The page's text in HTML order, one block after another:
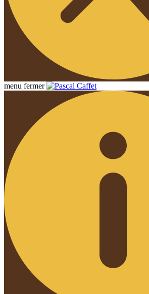
menu fermer